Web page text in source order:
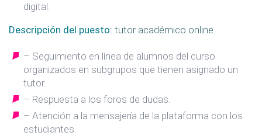
digital.
Descripción del puesto: tutor académico online.
– Seguimiento en línea de alumnos del curso
organizados en subgrupos que tienen asignado un
tutor.
– Respuesta a los foros de dudas.
– Atención a la mensajería de la plataforma con los
estudiantes.